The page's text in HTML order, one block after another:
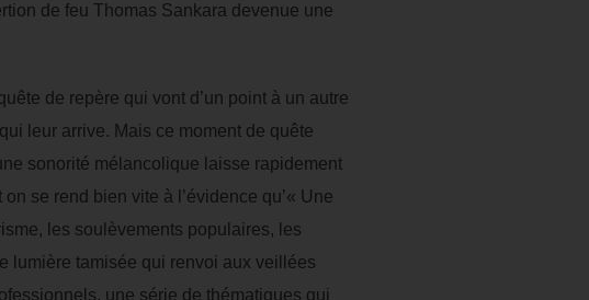
de feu Thomas Sankara devenue une
de repère qui vont d’un point à un autre
leur arrive. Mais ce moment de quête
sonorité mélancolique laisse rapidement
se rend bien vite à l’évidence qu’« Une
les soulèvements populaires, les
lumière tamisée qui renvoi aux veillées
une série de thématiques qui